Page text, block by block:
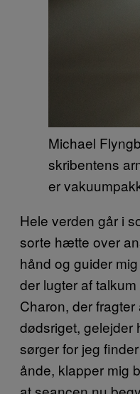
Michael
skribentens
er
Hele verden går i
sorte hætte over
hånd og guider
der lugter af
Charon, der
dødsriget, gelejder
sørger for jeg
ånde, klapper mig